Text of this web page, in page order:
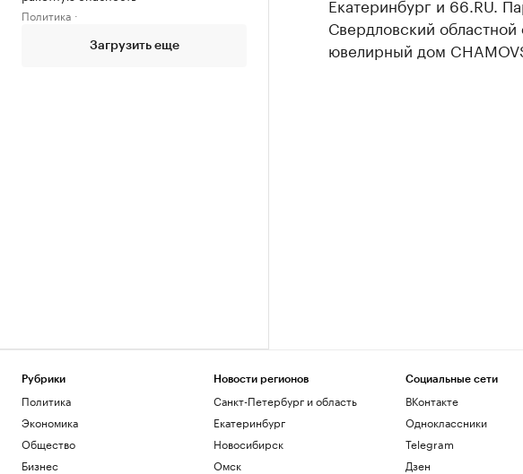
Политика
Загрузить еще
Свердловский
ювелирный дом
Рубрики
Политика
Экономика
Общество
Бизнес
Новости регионов
Санкт-Петербург и область
Екатеринбург
Новосибирск
Омск
Социальные сети
ВКонтакте
Одноклассники
Telegram
Дзен